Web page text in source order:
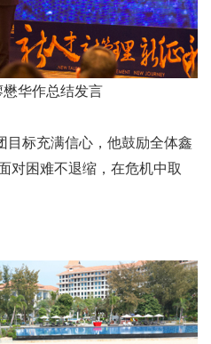
懋华作总结发言
目标充满信心，他鼓励全体鑫
对困难不退缩，在危机中取